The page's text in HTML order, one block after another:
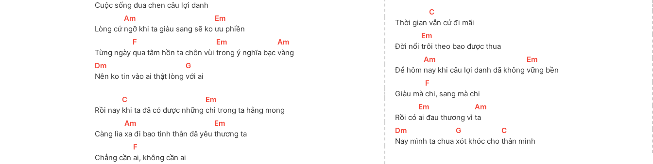
Cuộc sống đua chen câu lợi danh
Lòng cứ
[
Am
ngỡ khi ta giàu sang sẽ ko
[Em
ưu phiền
Từng ngày
[F
qua tâm hồn ta chôn vùi
[Em
trong ý nghĩa bạc
[
Am
vàng
[Dm
Nên ko tin vào ai thật lòng
[
G
với ai
Rồi nay
[
C
khi ta đã có được những
[Em
chi trong ta hằng mong
Càng lìa
[
Am
xa đi bao tình thân đã yêu
[Em
thương ta
Chẳng cần
[F
ai, không cần ai
Thời gian
[
C
vẫn cứ đi mãi
Đời nổi
[Em
trôi theo bao được thua
Để hôm
[
Am
nay khi câu lợi danh đã không
[Em
vững bền
Giàu mà
[F
chi, sang mà chi
Rồi có
[Em
ai đau thương vì
[
Am
ta
[Dm
Nay mình ta chua
[
G
xót khóc cho
[
C
thân mình